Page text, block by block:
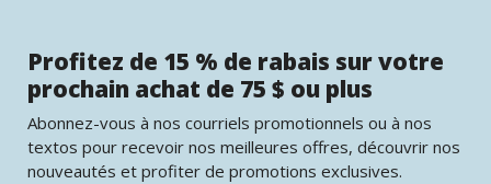
Profitez de 15 % de rabais sur votre
prochain achat de 75 $ ou plus
Abonnez-vous à nos courriels promotionnels ou à nos
textos pour recevoir nos meilleures offres, découvrir nos
nouveautés et profiter de promotions exclusives.